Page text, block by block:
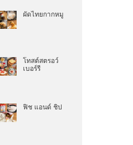
ผัดไทยกากหมู
โทสต์สตรอว์
เบอร์รี
ฟิช แอนด์ ชิป